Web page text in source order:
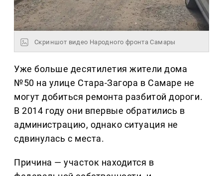
Скриншот видео Народного фронта Самары
Уже больше десятилетия жители дома
№50 на улице Стара-Загора в Самаре не
могут добиться ремонта разбитой дороги.
В 2014 году они впервые обратились в
администрацию, однако ситуация не
сдвинулась с места.
Причина — участок находится в